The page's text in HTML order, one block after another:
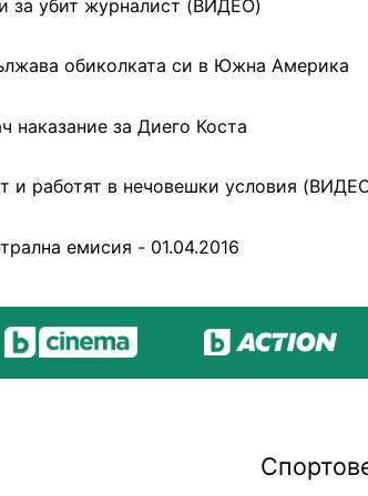
за убит журналист (ВИДЕО)
обиколката си в Южна Америка
наказание за Диего Коста
и работят в нечовешки условия
емисия - 01.04.2016